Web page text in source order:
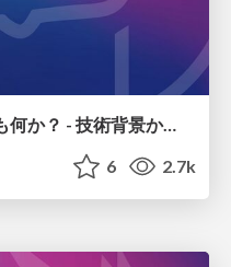
AI エージェントとはそもそも何か？ - 技術背景から Amazon Bedrock AgentCore での実装まで- / AI Agent Unicorn Day 2025
6 2.7k